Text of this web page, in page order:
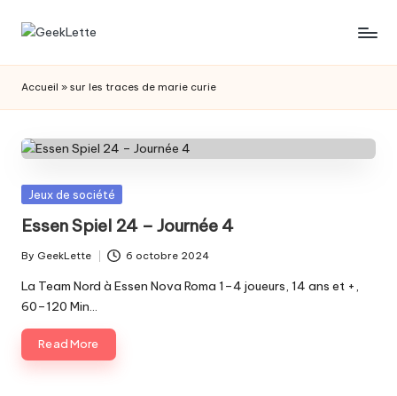
Skip
G
e
e
k
L
e
t
t
e
les
de
société
Accueil » sur les traces de marie curie
Posted
Jeux de société
Essen Spiel 24 – Journée 4
Posted
by
By GeekLette 6 octobre 2024
La Team Nord à Essen Nova Roma 1–4 joueurs, 14 ans et +,
60–120 Min…
Read More